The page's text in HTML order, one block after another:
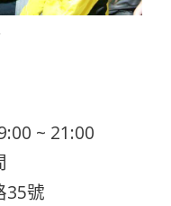
~ 21:00
35號